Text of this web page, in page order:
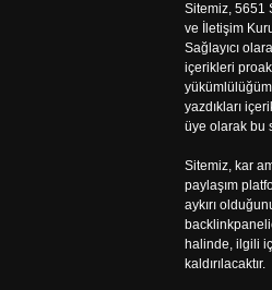
Sitemiz, 5651
ve İletişim
Sağlayıcı
içerikleri
yazdıkları
üye olarak bu
Sitemiz, kar
paylaşım
aykırı
halinde, ilgili
kaldırılacaktır.